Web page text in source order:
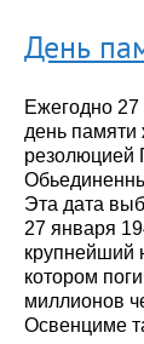
День
Ежегодно
день памяти
резолюцией
Эта дата
27 января
крупнейший
котором
миллионов
Освенциме